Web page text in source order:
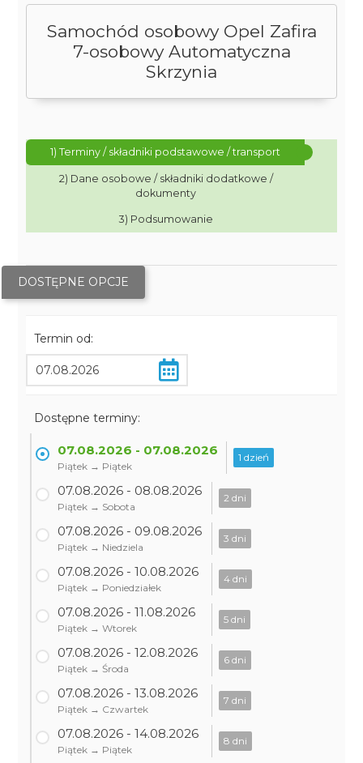
Samochód osobowy Opel Zafira
7-osobowy Automatyczna
Skrzynia
1) Terminy / składniki podstawowe / transport
2) Dane osobowe / składniki dodatkowe /
dokumenty
3) Podsumowanie
DOSTĘPNE OPCJE
Termin od:
Dostępne terminy:
07.08.2026 - 07.08.2026
Piątek → Piątek
1 dzień
07.08.2026 - 08.08.2026
Piątek → Sobota
2 dni
07.08.2026 - 09.08.2026
Piątek → Niedziela
3 dni
07.08.2026 - 10.08.2026
Piątek → Poniedziałek
4 dni
07.08.2026 - 11.08.2026
Piątek → Wtorek
5 dni
07.08.2026 - 12.08.2026
Piątek → Środa
6 dni
07.08.2026 - 13.08.2026
Piątek → Czwartek
7 dni
07.08.2026 - 14.08.2026
Piątek → Piątek
8 dni